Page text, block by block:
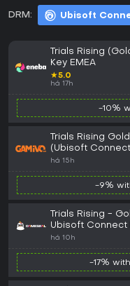
DRM: Ubisoft
Trials Rising
Key EMEA
★5.0
há 17h
-10%
Trials Rising
(Ubisoft
há 15h
-9%
Trials Rising -
Ubisoft Connect
há 10h
-17%